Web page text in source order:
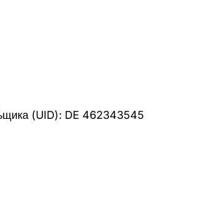
(UID): DE 462343545